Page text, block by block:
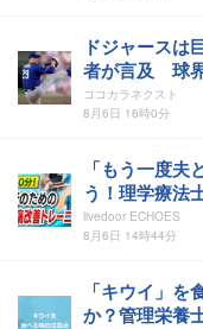
ドジャース
者が言及 球
壊れていくと
ココカラネクスト
8月6日 16時0分
「もう一度
う！理学療法
ひざ痛対策
livedoor ECHOES
8月6日 14時44分
「キウイ」
か？管理栄養